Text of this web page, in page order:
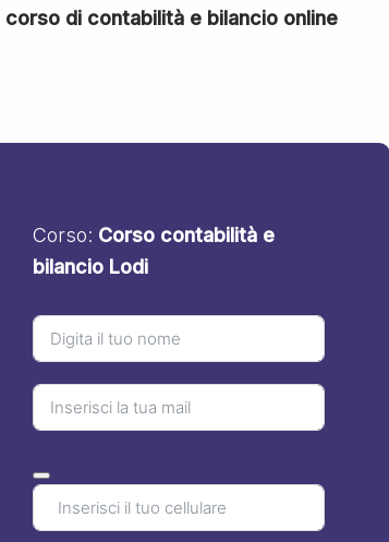
corso di contabilità e bilancio online
Corso: Corso contabilità e
bilancio Lodi